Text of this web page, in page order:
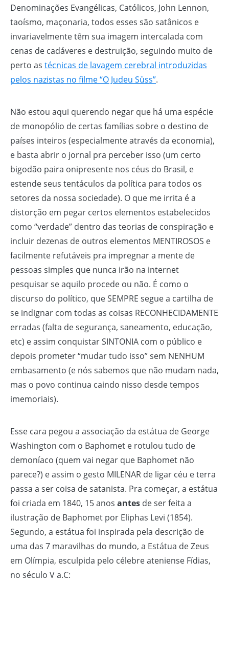
Denominações Evangélicas, Católicos, John Lennon,
taoísmo, maçonaria, todos esses são satânicos e
invariavelmente têm sua imagem intercalada com
cenas de cadáveres e destruição, seguindo muito de
perto as técnicas de lavagem cerebral introduzidas
pelos nazistas no filme “O Judeu Süss”.
Não estou aqui querendo negar que há uma espécie
de monopólio de certas famílias sobre o destino de
países inteiros (especialmente através da economia),
e basta abrir o jornal pra perceber isso (um certo
bigodão paira onipresente nos céus do Brasil, e
estende seus tentáculos da política para todos os
setores da nossa sociedade). O que me irrita é a
distorção em pegar certos elementos estabelecidos
como “verdade” dentro das teorias de conspiração e
incluir dezenas de outros elementos MENTIROSOS e
facilmente refutáveis pra impregnar a mente de
pessoas simples que nunca irão na internet
pesquisar se aquilo procede ou não. É como o
discurso do político, que SEMPRE segue a cartilha de
se indignar com todas as coisas RECONHECIDAMENTE
erradas (falta de segurança, saneamento, educação,
etc) e assim conquistar SINTONIA com o público e
depois prometer “mudar tudo isso” sem NENHUM
embasamento (e nós sabemos que não mudam nada,
mas o povo continua caindo nisso desde tempos
imemoriais).
Esse cara pegou a associação da estátua de George
Washington com o Baphomet e rotulou tudo de
demoníaco (quem vai negar que Baphomet não
parece?) e assim o gesto MILENAR de ligar céu e terra
passa a ser coisa de satanista. Pra começar, a estátua
foi criada em 1840, 15 anos antes de ser feita a
ilustração de Baphomet por Eliphas Levi (1854).
Segundo, a estátua foi inspirada pela descrição de
uma das 7 maravilhas do mundo, a Estátua de Zeus
em Olímpia, esculpida pelo célebre ateniense Fídias,
no século V a.C: